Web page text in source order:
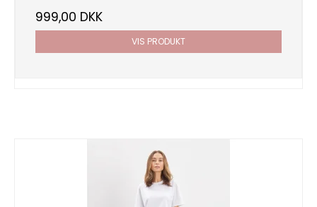
999,00 DKK
VIS PRODUKT